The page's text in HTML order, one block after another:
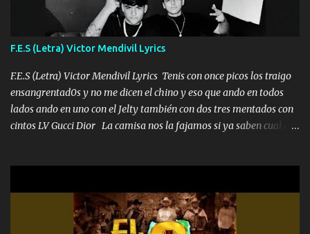
me fajó una Glock siempre armado todas las generaciones yo
traigo El chiste es que hago lo que quiero pues así soy me mandó
yo tengo el control a todos yo les paro el dedo soy hocicon un
malcriado un malandrón Que Les importa no saben nada falsas
las risas las que me miran hay gente corriente no quieren ve...
F.E.S (Letra) Victor Mendivil Lyrics
F.E.S (Letra) Victor Mendivil Lyrics Tenis con once picos los traigo
ensangrentad0s y no me dicen el chino y eso que ando en todos
lados ando en uno con el Jelty también con dos tres mentados con
cintos LV Gucci Dior La camisa nos la fajamos si ya saben cual es
estándares 110 mil records de pistas no me falta mucho para
verme en las revistas Ya pasé Italia Japón Madrid Milán y también
Francia ropa de 100.000 bolas Louis vuitton es mi fragancia